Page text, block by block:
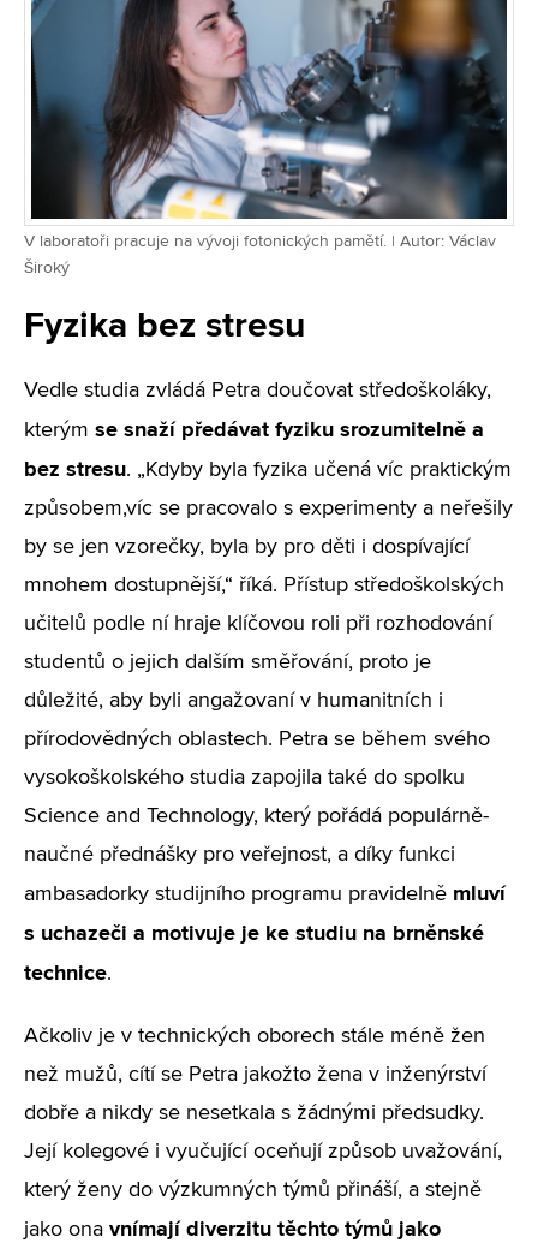
V laboratoři pracuje na vývoji fotonických pamětí. | Autor: Václav
Široký
Fyzika bez stresu
Vedle studia zvládá Petra doučovat středoškoláky,
kterým se snaží předávat fyziku srozumitelně a
bez stresu. „Kdyby byla fyzika učená víc praktickým
způsobem,víc se pracovalo s experimenty a neřešily
by se jen vzorečky, byla by pro děti i dospívající
mnohem dostupnější,“ říká. Přístup středoškolských
učitelů podle ní hraje klíčovou roli při rozhodování
studentů o jejich dalším směřování, proto je
důležité, aby byli angažovaní v humanitních i
přírodovědných oblastech. Petra se během svého
vysokoškolského studia zapojila také do spolku
Science and Technology, který pořádá populárně-
naučné přednášky pro veřejnost, a díky funkci
ambasadorky studijního programu pravidelně mluví
s uchazeči a motivuje je ke studiu na brněnské
technice.
Ačkoliv je v technických oborech stále méně žen
než mužů, cítí se Petra jakožto žena v inženýrství
dobře a nikdy se nesetkala s žádnými předsudky.
Její kolegové i vyučující oceňují způsob uvažování,
který ženy do výzkumných týmů přináší, a stejně
jako ona vnímají diverzitu těchto týmů jako